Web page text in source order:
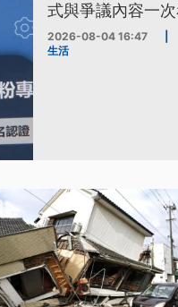
式與爭議內容一
2026-08-04 16:47
生活